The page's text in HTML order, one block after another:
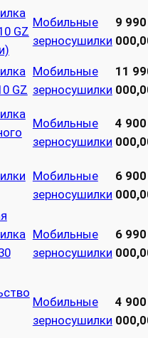
GZ
Мобильные
зерносушилки
9 990
GZ
Мобильные
зерносушилки
11
Мобильные
зерносушилки
4 900
Мобильные
зерносушилки
6 900
Мобильные
зерносушилки
6 990
Мобильные
зерносушилки
4 900